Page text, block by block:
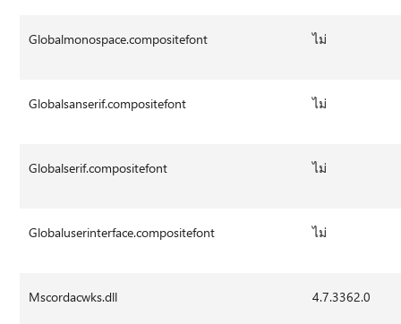
Globalmonospace.compositefont ไม่
Globalsanserif.compositefont ไม่
Globalserif.compositefont ไม่
Globaluserinterface.compositefont ไม่
Mscordacwks.dll 4.7.3362.0